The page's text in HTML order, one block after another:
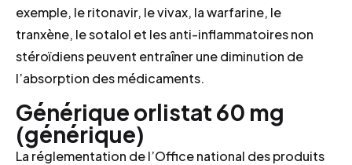
exemple, le ritonavir, le vivax, la warfarine, le
tranxène, le sotalol et les anti-inflammatoires non
stéroïdiens peuvent entraîner une diminution de
l’absorption des médicaments.
Générique orlistat 60 mg
(générique)
La réglementation de l’Office national des produits